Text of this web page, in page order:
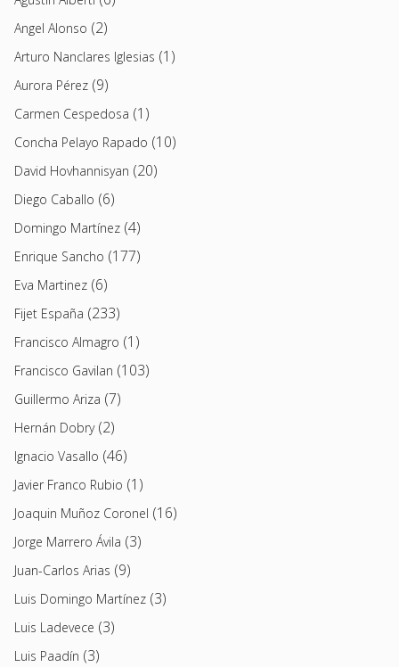
Angel Alonso (2)
Arturo Nanclares Iglesias (1)
Aurora Pérez (9)
Carmen Cespedosa (1)
Concha Pelayo Rapado (10)
David Hovhannisyan (20)
Diego Caballo (6)
Domingo Martínez (4)
Enrique Sancho (177)
Eva Martinez (6)
Fijet España (233)
Francisco Almagro (1)
Francisco Gavilan (103)
Guillermo Ariza (7)
Hernán Dobry(2)
Ignacio Vasallo (46)
Javier Franco Rubio (1)
Joaquin Muñoz Coronel (16)
Jorge Marrero Ávila (3)
Juan-Carlos Arias (9)
Luis Domingo Martínez (3)
Luis Ladevece (3)
Luis Paadín (3)